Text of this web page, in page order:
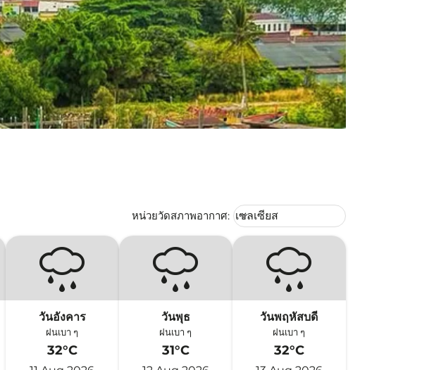
หน่วยวัดสภาพอากาศ: Weather unit option เซลเซียส
เซลเซียส
keyboard_arrow_down
วันอังคาร
ฝนเบา ๆ
32°C
วันพุธ
ฝนเบา ๆ
31°C
วันพฤหัสบดี
ฝนเบา ๆ
32°C